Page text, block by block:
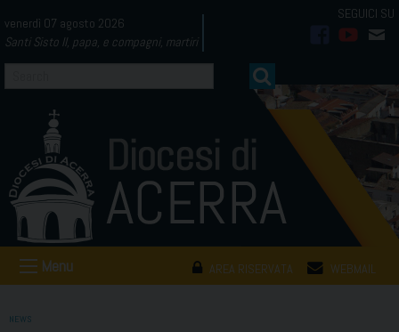
to
content
venerdì 07 agosto 2026
Santi Sisto II, papa, e compagni, martiri
AREA RISERVATA WEBMAIL
Menu
NEWS